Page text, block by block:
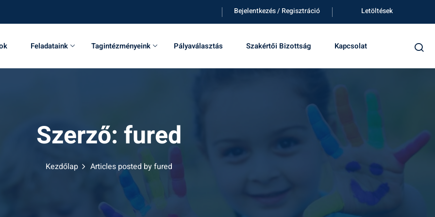
Bejelentkezés / Regisztráció Letöltések
Feladataink Tagintézményeink Pályaválasztás Szakértői Bizottság Kapcsolat
Szerző: fured
Kezdőlap Articles posted by fured